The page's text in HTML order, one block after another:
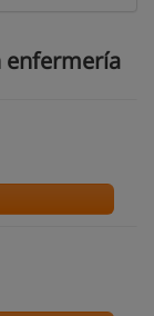
enfermería